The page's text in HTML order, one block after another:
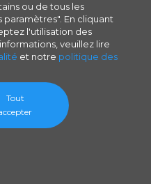
ou de tous les
paramètres". En cliquant
l'utilisation des
veuillez lire
et notre politique des
Tout